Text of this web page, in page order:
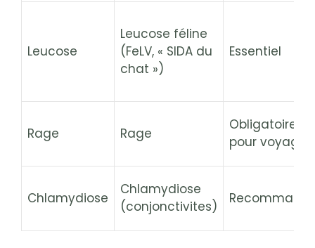
Leucose
Leucose féline
(FeLV, « SIDA du
chat »)
Essentiel
Rage Rage
Obligatoire
pour voyager
Chlamydiose
Chlamydiose
(conjonctivites)